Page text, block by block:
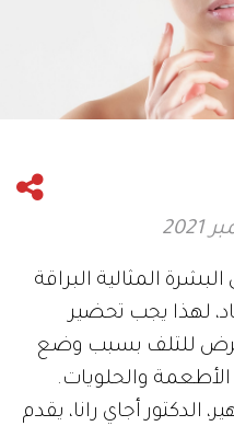
المثالية البراقة
لهذا يجب تحضير
للتلف بسبب وضع
الأطعمة والحلويات.
الدكتور أجاي رانا، يقدم